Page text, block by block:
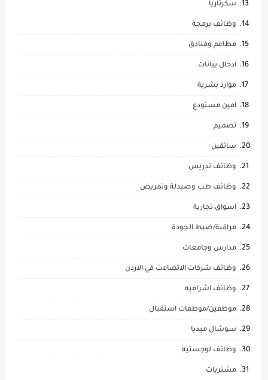
سكرتاريا
وظائف برمجة
مطاعم وفنادق
ادخال بيانات
موارد بشرية
امين مستودع
تصميم
سائقين
وظائف تدريس
وظائف طب وصيدلة وتمريض
اسواق تجارية
مراقبة/ضبط الجودة
مدارس وجامعات
وظائف شركات الاتصالات في الاردن
وظائف اشرافيه
موظفين/موظفات استقبال
سوشال ميديا
وظائف لوجستيه
مشتريات